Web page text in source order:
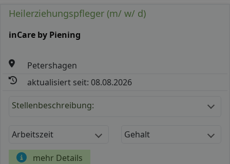
Heilerziehungspfleger (m/ w/ d)
inCare by Piening
Petershagen
aktualisiert seit: 08.08.2026
Stellenbeschreibung:
Arbeitszeit Gehalt
mehr Details